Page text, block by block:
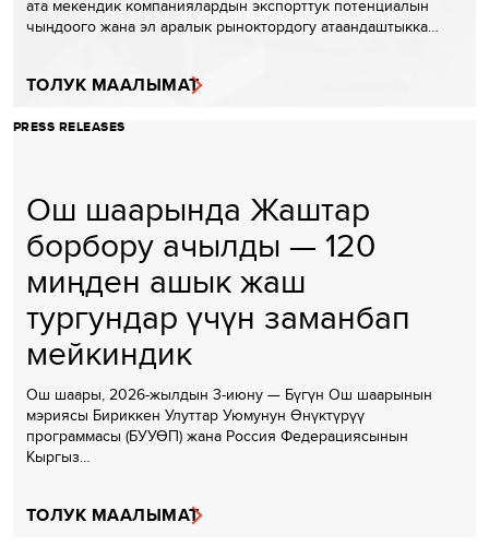
ата мекендик компаниялардын экспорттук потенциалын
чыңдоого жана эл аралык рыноктордогу атаандаштыкка…
ТОЛУК МААЛЫМАТ
PRESS RELEASES
Ош шаарында Жаштар
борбору ачылды — 120
миңден ашык жаш
тургундар үчүн заманбап
мейкиндик
Ош шаары, 2026-жылдын 3-июну — Бүгүн Ош шаарынын
мэриясы Бириккен Улуттар Уюмунун Өнүктүрүү
программасы (БУУӨП) жана Россия Федерациясынын
Кыргыз…
ТОЛУК МААЛЫМАТ